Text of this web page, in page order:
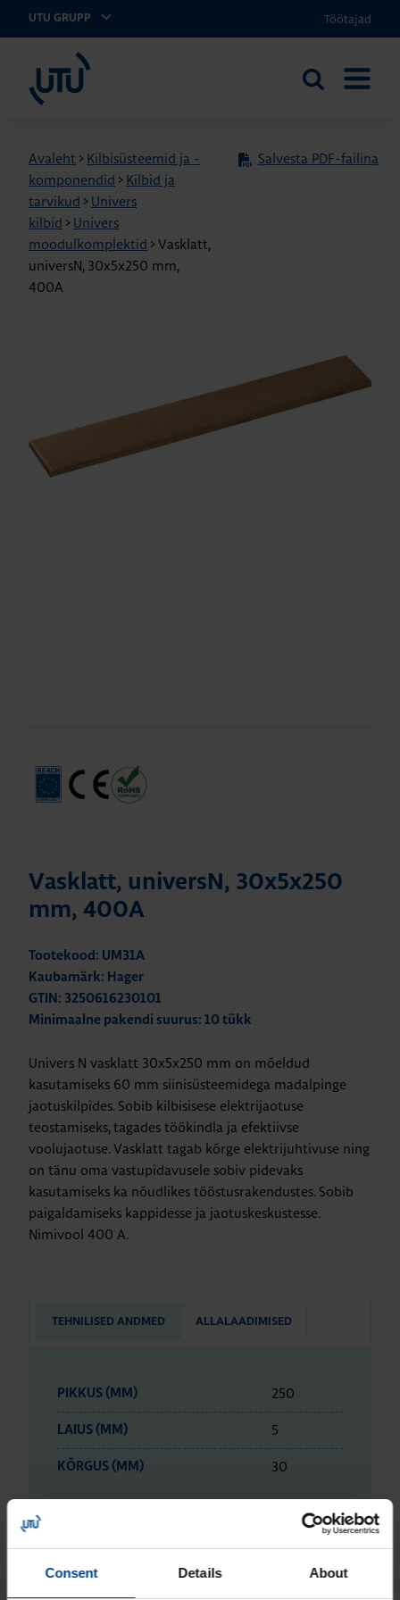
Consent Details About
UTU GRUPP Töötajad
Otsi
Avaleht > Kilbisüsteemid ja -
komponendid > Kilbid ja
tarvikud > Univers
kilbid > Univers
moodulkomplektid >Vasklatt,
universN, 30x5x250 mm,
400A
Salvesta PDF-failina
Vasklatt, universN, 30x5x250
mm, 400A
Tootekood: UM31A
Kaubamärk: Hager
GTIN: 3250616230101
Minimaalne pakendi suurus: 10 tükk
Univers N vasklatt 30x5x250 mm on mõeldud
kasutamiseks 60 mm siinisüsteemidega madalpinge
jaotuskilpides. Sobib kilbisisese elektrijaotuse
teostamiseks, tagades töökindla ja efektiivse
voolujaotuse. Vasklatt tagab kõrge elektrijuhtivuse ning
on tänu oma vastupidavusele sobiv pidevaks
kasutamiseks ka nõudlikes tööstusrakendustes. Sobib
paigaldamiseks kappidesse ja jaotuskeskustesse.
Nimivool 400 A.
TEHNILISED ANDMED ALLALAADIMISED
PIKKUS (MM) 250
LAIUS (MM) 5
KÕRGUS (MM) 30